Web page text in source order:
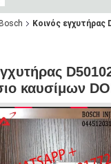
Κοινός
καυσίμων